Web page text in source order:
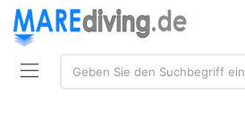
Suche:
Geben Sie den Suchbegriff ein